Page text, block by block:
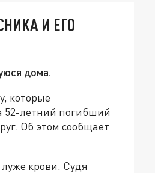
И ЕГО
дома.
которые
52-летний погибший
Об этом сообщает
крови. Судя